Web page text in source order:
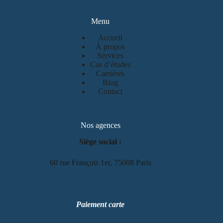
Menu
Accueil
À propos
Services
Cas d’études
Carrières
Blog
Contact
Nos agences
Siège social :
60 rue François 1er, 75008 Paris
Paiement carte